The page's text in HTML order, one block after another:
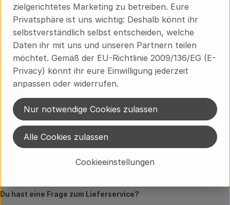
Herkunft
Hersteller: JLU
Regional
jolu Naturkosmetik
Du hast eine Frage zum Lieferservice?
zielgerichtetes Marketing zu betreiben. Eure
Privatsphäre ist uns wichtig: Deshalb könnt ihr
selbstverständlich selbst entscheiden, welche
Daten ihr mit uns und unseren Partnern teilen
möchtet. Gemäß der EU-Richtlinie 2009/136/EG (E-
Privacy) könnt ihr eure Einwilligung jederzeit
anpassen oder widerrufen.
Cookieeinstellungen
Nur notwendige Cookies zulassen
Alle Cookies zulassen